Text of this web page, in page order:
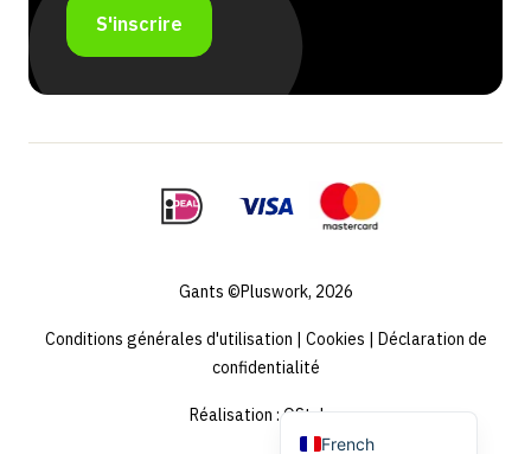
S'inscrire
Gants ©Pluswork, 2026
Conditions générales d'utilisation | Cookies | Déclaration de
confidentialité
Réalisation : QStylez
French
Dutch
Dutch (Belgium)
German
Swedish